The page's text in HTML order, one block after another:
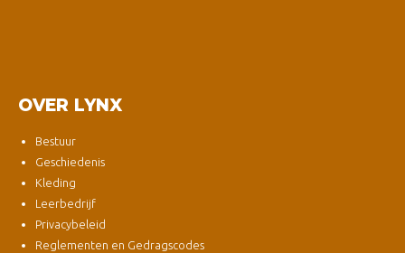
OVER LYNX
Bestuur
Geschiedenis
Kleding
Leerbedrijf
Privacybeleid
Reglementen en Gedragscodes